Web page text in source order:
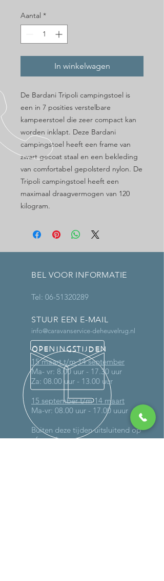
Aantal *
In winkelwagen
De Bardani Tripoli campingstoel is
een in 7 posities verstelbare
kampeerstoel die zeer compact kan
worden inklapt. Deze Bardani
campingstoel heeft een frame van
zwart gecoat staal en een bekleding
van comfortabel gepolsterd nylon. De
Tripoli campingstoel heeft een
maximaal draagvermogen van 120
kilogram.
BEL VOOR INFORMATIE
Tel: 06-51320289
STUUR EEN E-MAIL
info@caravanservice-deheuvelrug.nl
OPENINGSTIJDEN
15 maart t/m 14 september
Ma- vr: 8.00 uur - 17.30 uur
Za: 08.00 uur - 13.00 uur
15 september t/m 14 maart
Ma-vr: 08.00 uur - 17.00 uuur
Buiten deze tijden uitsluitend op
afspraak